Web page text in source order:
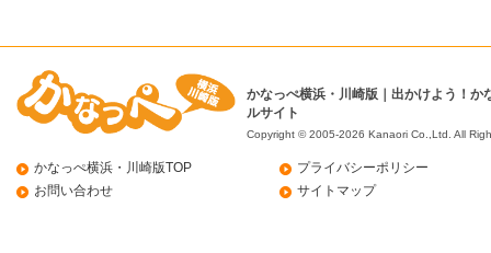
かなっぺ横浜・川崎版｜出かけよう！か
ルサイト
Copyright © 2005-2026 Kanaori Co.,Ltd. All
かなっぺ横浜・川崎版TOP
お問い合わせ
プライバシーポリシー
サイトマップ